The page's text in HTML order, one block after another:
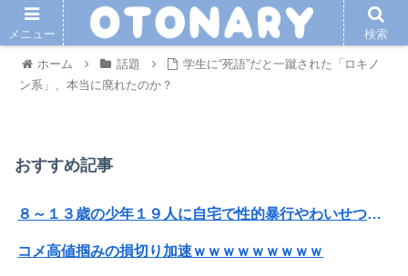
ホーム 話題
学生に“死語”だと一蹴された「ロキノ
ン系」、本当に廃れたのか？
おすすめ記事
８～１３歳の少年１９人に自宅で性的暴行やわいせつ、３１歳男に懲役１５年
コメ高値掴みの損切り加速ｗｗｗｗｗｗｗｗｗ
メニュー 検索